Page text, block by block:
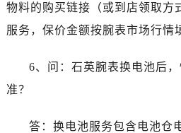
物料的购买链接（或到店领取方
服务，保价金额按腕表市场行情
6、问：石英腕表换电池后
准？
答：换电池服务包含电池仓